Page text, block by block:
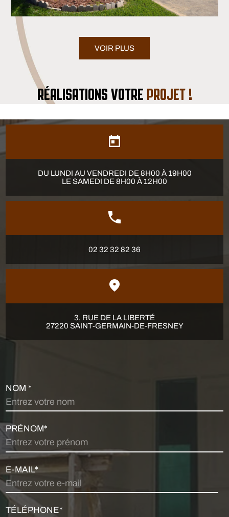
VOIR PLUS
RÉALISATIONS VOTRE PROJET !
DU LUNDI AU VENDREDI DE 8H00 À 19H00
LE SAMEDI DE 8H00 À 12H00
02 32 32 82 36
3, RUE DE LA LIBERTÉ
27220 SAINT-GERMAIN-DE-FRESNEY
NOM *
PRÉNOM*
E-MAIL*
TÉLÉPHONE*